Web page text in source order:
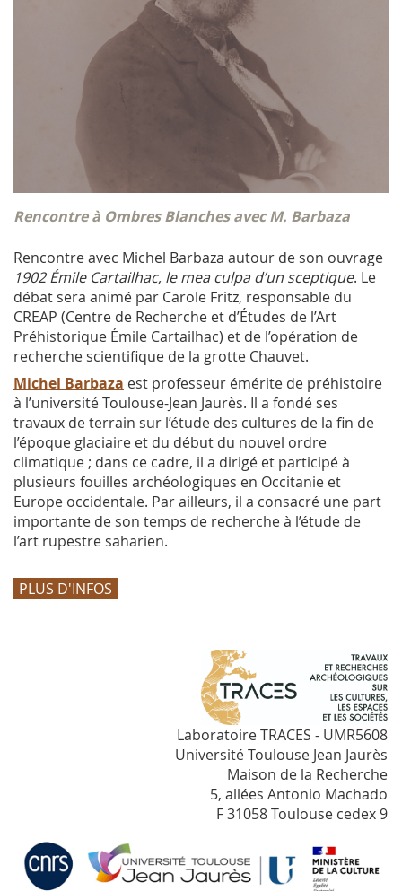
Rencontre à Ombres Blanches avec M. Barbaza
Rencontre avec Michel Barbaza autour de son ouvrage
1902 Émile Cartailhac, le mea culpa d’un sceptique. Le
débat sera animé par Carole Fritz, responsable du
CREAP (Centre de Recherche et d’Études de l’Art
Préhistorique Émile Cartailhac) et de l’opération de
recherche scientifique de la grotte Chauvet.
Michel Barbaza est professeur émérite de préhistoire
à l’université Toulouse-Jean Jaurès. Il a fondé ses
travaux de terrain sur l’étude des cultures de la fin de
l’époque glaciaire et du début du nouvel ordre
climatique ; dans ce cadre, il a dirigé et participé à
plusieurs fouilles archéologiques en Occitanie et
Europe occidentale. Par ailleurs, il a consacré une part
importante de son temps de recherche à l’étude de
l’art rupestre saharien.
PLUS D'INFOS
Laboratoire TRACES - UMR5608
Université Toulouse Jean Jaurès
Maison de la Recherche
5, allées Antonio Machado
F 31058 Toulouse cedex 9